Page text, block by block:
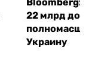
22 млрд
Украину